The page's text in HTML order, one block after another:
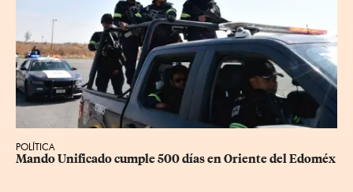
POLÍTICA
Mando Unificado cumple 500 días en Oriente del Edoméx